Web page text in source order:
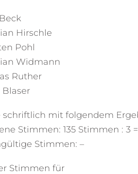
Hirschle
Pohl
Widmann
Ruther
Blaser
schriftlich mit folgendem
Stimmen: 135 Stimmen : 3
Stimmen: –
Stimmen für